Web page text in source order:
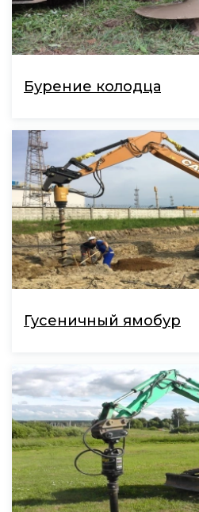
Бурение колодца
Гусеничный ямобур